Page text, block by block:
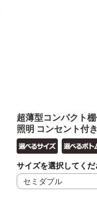
超薄型コンパクト
照明 コンセント付
サイズを選択してくだ